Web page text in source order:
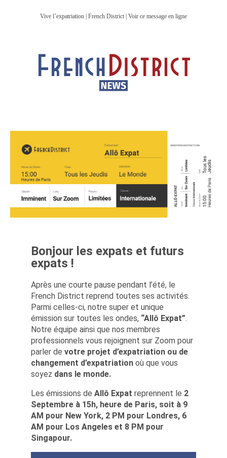
Vive l’expatriation | French District | Voir ce message en ligne
Bonjour les expats et futurs
expats !
Après une courte pause pendant l’été, le
French District reprend toutes ses activités.
Parmi celles-ci, notre super et unique
émission sur toutes les ondes, “Allô Expat”.
Notre équipe ainsi que nos membres
professionnels vous rejoignent sur Zoom pour
parler de votre projet d’expatriation ou de
changement d’expatriation où que vous
soyez dans le monde.
Les émissions de Allô Expat reprennent le 2
Septembre à 15h, heure de Paris, soit à 9
AM pour New York, 2 PM pour Londres, 6
AM pour Los Angeles et 8 PM pour
Singapour.